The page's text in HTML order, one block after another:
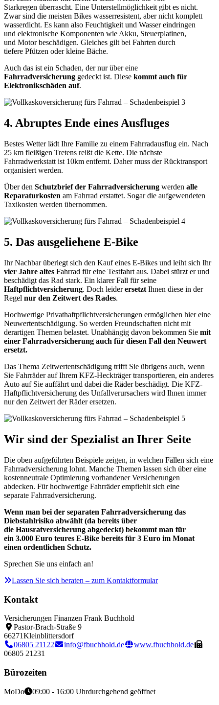
Starkregen überrascht. Eine Unterstellmöglichkeit gibt es nicht.
Zwar sind die meisten Bikes wasserresistent, aber nicht komplett
wasserdicht. Es kann also Feuchtigkeit und Wasser eindringen
und elektronische Komponenten wie Akku, Steuerplatinen,
und Motor beschädigen. Gleiches gilt bei Fahrten durch
tiefere Pfützen oder kleine Bäche.
Auch das ist ein Schaden, der nur über eine
Fahrradversicherung gedeckt ist. Diese kommt auch für
Elektronikschäden auf.
4. Abruptes Ende eines Ausfluges
Bestes Wetter lädt Ihre Familie zu einem Fahrradausflug ein. Nach
25 km fleißigen Tretens reißt die Kette. Die nächste
Fahrradwerkstatt ist 10km entfernt. Daher muss der Rücktransport
organisiert werden.
Über den Schutzbrief der Fahrradversicherung werden alle
Reparaturkosten am Fahrrad erstattet. Sogar die aufgewendeten
Taxikosten werden übernommen.
5. Das ausgeliehene E-Bike
Ihr Nachbar überlegt sich den Kauf eines E-Bikes und leiht sich Ihr
vier Jahre altes Fahrrad für eine Testfahrt aus. Dabei stürzt er und
beschädigt das Rad stark. Ein klarer Fall für seine
Haftpflichtversicherung. Doch leiderersetzt Ihnen diese in der
Regel nur den Zeitwert des Rades.
Hochwertige Privathaftpflichtversicherungen ermöglichen hier eine
Neuwertentschädigung. So werden Freundschaften nicht mit
derartigen Themen belastet. Unabhängig davon bekommen Sie mit
einer Fahrradversicherung auch für diesen Fall den Neuwert
ersetzt.
Das Thema Zeitwertentschädigung trifft Sie übrigens auch, wenn
Sie Fahrräder auf Ihrem KFZ-Heckträger transportieren, ein anderes
Auto auf Sie auffährt und dabei die Räder beschädigt. Die KFZ-
Haftpflichtversicherung des Unfallverursachers wird Ihnen immer
nur den Zeitwert der Räder ersetzen.
Wir sind der Spezialist an Ihrer Seite
Die oben aufgeführten Beispiele zeigen, in welchen Fällen sich eine
Fahrradversicherung lohnt. Manche Themen lassen sich über eine
kostenneutrale Optimierung vorhandener Versicherungen
abdecken. Für hochwertige Fahrräder empfiehlt sich eine
separate Fahrradversicherung.
Wenn man bei der separaten Fahrradversicherung das
Diebstahlrisiko abwählt (da bereits über
die Hausratversicherung abgedeckt) bekommt man für
ein 3.000 Euro teures E-Bike bereits für 3 Euro im Monat
einen ordentlichen Schutz.
Sprechen Sie uns einfach an!
Lassen Sie sich beraten – zum Kontaktformular
Kontakt
Versicherungen Finanzen Frank Buchhold
Pastor-Brach-Straße 9
66271Kleinblittersdorf
06805 21122
info@fbuchhold.de
www.fbuchhold.de
06805 21231
Bürozeiten
MoDo 09:00 - 16:00 Uhrdurchgehend geöffnet